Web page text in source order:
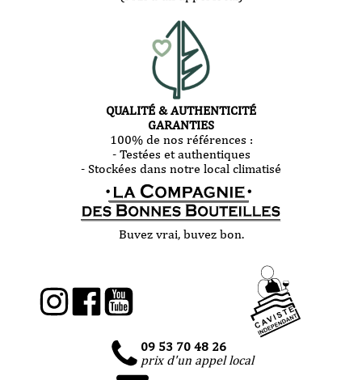
QUALITÉ & AUTHENTICITÉ
GARANTIES
100% de nos références :
- Testées et authentiques
- Stockées dans notre local climatisé
Buvez vrai, buvez bon.
09 53 70 48 26
prix d'un appel local